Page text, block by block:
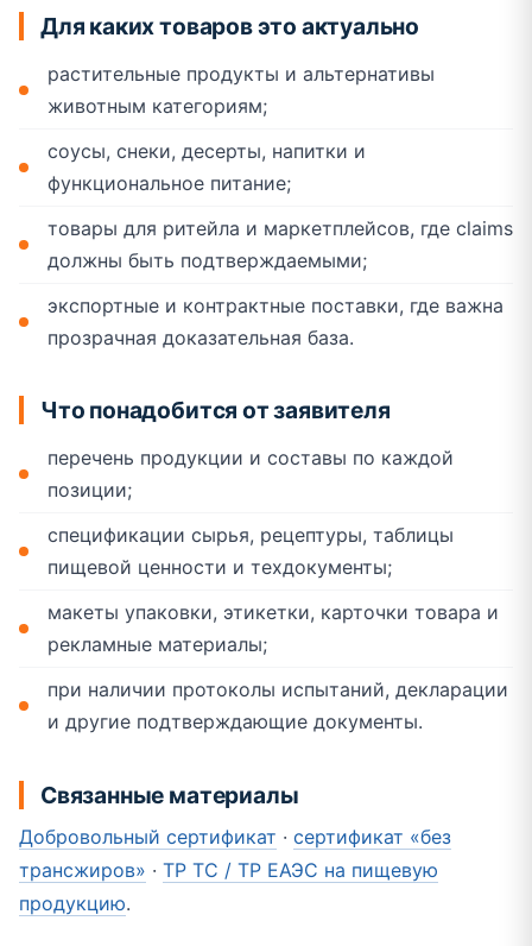
Для каких товаров это актуально
растительные продукты и альтернативы
животным категориям;
соусы, снеки, десерты, напитки и
функциональное питание;
товары для ритейла и маркетплейсов, где claims
должны быть подтверждаемыми;
экспортные и контрактные поставки, где важна
прозрачная доказательная база.
Что понадобится от заявителя
перечень продукции и составы по каждой
позиции;
спецификации сырья, рецептуры, таблицы
пищевой ценности и техдокументы;
макеты упаковки, этикетки, карточки товара и
рекламные материалы;
при наличии протоколы испытаний, декларации
и другие подтверждающие документы.
Связанные материалы
Добровольный сертификат · сертификат «без
трансжиров» · ТР ТС / ТР ЕАЭС на пищевую
продукцию.